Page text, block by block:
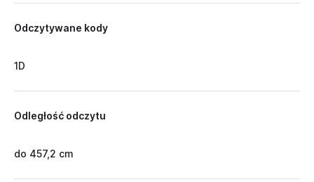
Odczytywane kody
1D
Odległość odczytu
do 457,2 cm